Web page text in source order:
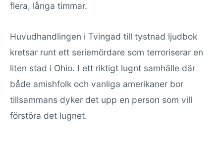
flera, långa timmar.
Huvudhandlingen i Tvingad till tystnad ljudbok
kretsar runt ett seriemördare som terroriserar en
liten stad i Ohio. I ett riktigt lugnt samhälle där
både amishfolk och vanliga amerikaner bor
tillsammans dyker det upp en person som vill
förstöra det lugnet.